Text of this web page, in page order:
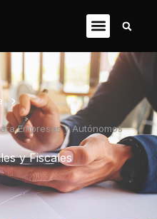
Empresas y Autónomos
y Fiscales